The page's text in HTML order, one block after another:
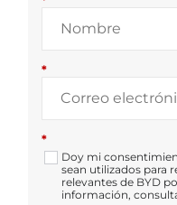
*
*
Doy mi
sean utilizados para
relevantes de BYD
información,